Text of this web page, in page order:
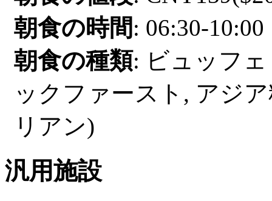
朝食の時間: 06:30-10:00
朝食の種類: ビュッフ
ックファースト, アジ
リアン)
汎用施設